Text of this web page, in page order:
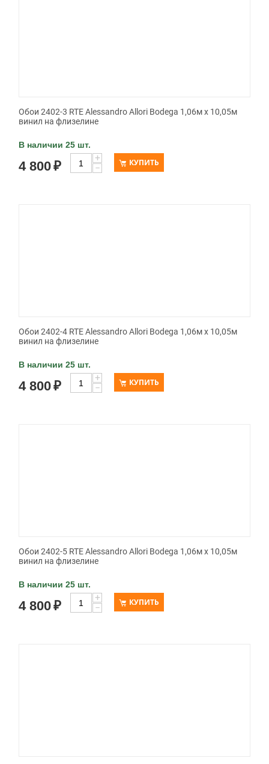
Обои 2402-3 RTE Alessandro Allori Bodega 1,06м х 10,05м
винил на флизелине
В наличии 25 шт.
4 800₽
+
−
КУПИТЬ
Обои 2402-4 RTE Alessandro Allori Bodega 1,06м х 10,05м
винил на флизелине
В наличии 25 шт.
4 800₽
+
−
КУПИТЬ
Обои 2402-5 RTE Alessandro Allori Bodega 1,06м х 10,05м
винил на флизелине
В наличии 25 шт.
4 800₽
+
−
КУПИТЬ